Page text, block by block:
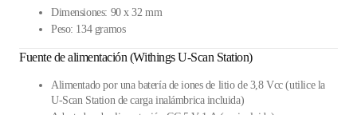
Dimensiones: 90 x 32 mm
Peso: 134 gramos
Fuente de alimentación (Withings U-Scan Station)
Alimentado por una batería de iones de litio de 3,8 Vcc (utilice la
U-Scan Station de carga inalámbrica incluida)